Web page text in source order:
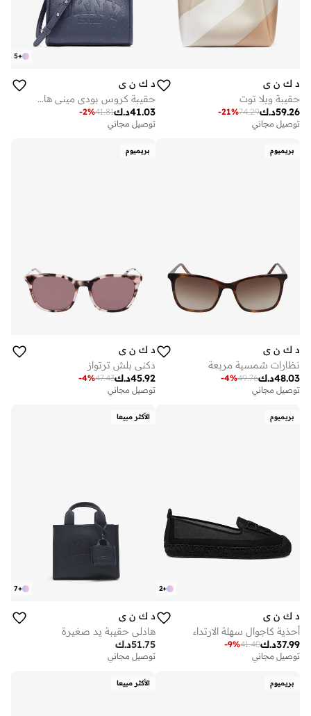
د ك ن ي
حقيبة ويلا توت
د.ك59.26
74.29
-21%
توصيل مجاني
+
5
د ك ن ي
حقيبة كروس بودي ميني هادلي
د.ك41.03
41.81
-2%
توصيل مجاني
بريميوم
د ك ن ي
نظارات شمسية مربعة
د.ك48.03
49.76
-4%
توصيل مجاني
بريميوم
د ك ن ي
دكني بلش ترتواز
د.ك45.92
47.43
-4%
توصيل مجاني
بريميوم
+
2
د ك ن ي
أحذية كاجوال سهلة الارتداء
د.ك37.99
41.40
-9%
توصيل مجاني
الأكثر مبيعا
+
7
د ك ن ي
هادلي حقيبة يد صغيرة
د.ك51.75
توصيل مجاني
بريميوم الأكثر مبيعا